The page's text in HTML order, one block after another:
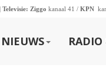
Televisie: Ziggo kanaal 41 / KPN
NIEUWS RADIO